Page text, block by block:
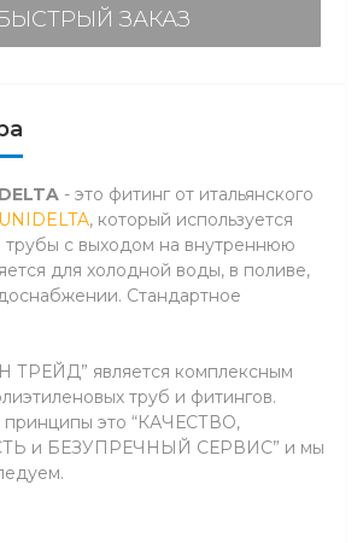
ЗАКАЗ
- это фитинг от итальянского
UNIDELTA, который используется
трубы с выходом на внутреннюю
для холодной воды, в поливе,
Стандартное
ТРЕЙД” является комплексным
труб и фитингов.
это “КАЧЕСТВО,
и БЕЗУПРЕЧНЫЙ СЕРВИС” и мы